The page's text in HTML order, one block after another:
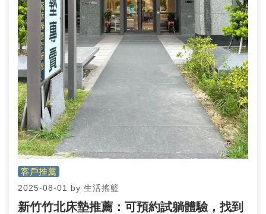
客戶推薦
2025-08-01 by 生活搖籃
新竹竹北床墊推薦：可預約試躺體驗，找到